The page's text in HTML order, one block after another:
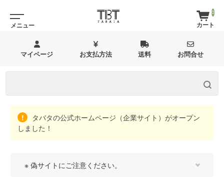
0
マイページ お支払方法 送料 お問合せ
タバタの公式ホームページ（企業サイト）がオープン
しました！
※ 偽サイトにご注意ください。